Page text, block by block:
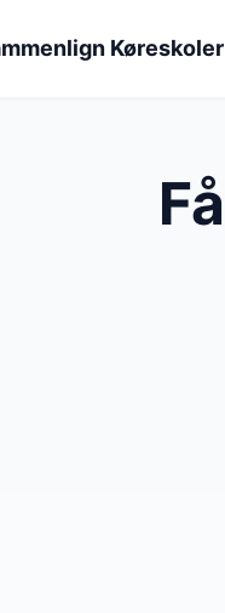
Køreskoler
Få